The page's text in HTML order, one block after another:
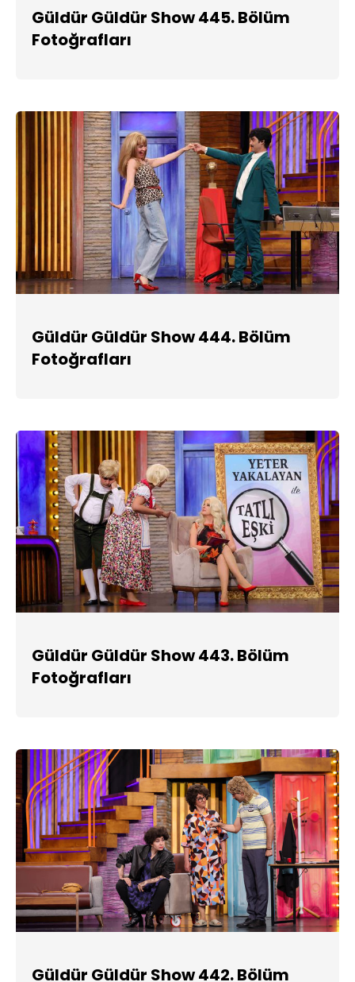
Güldür Güldür Show 445. Bölüm
Fotoğrafları
Güldür Güldür Show 444. Bölüm
Fotoğrafları
Güldür Güldür Show 443. Bölüm
Fotoğrafları
Güldür Güldür Show 442. Bölüm